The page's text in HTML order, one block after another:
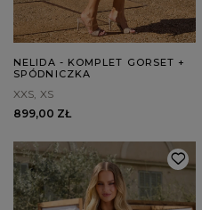
NELIDA - KOMPLET GORSET +
SPÓDNICZKA
XXS XS
899,00 ZŁ